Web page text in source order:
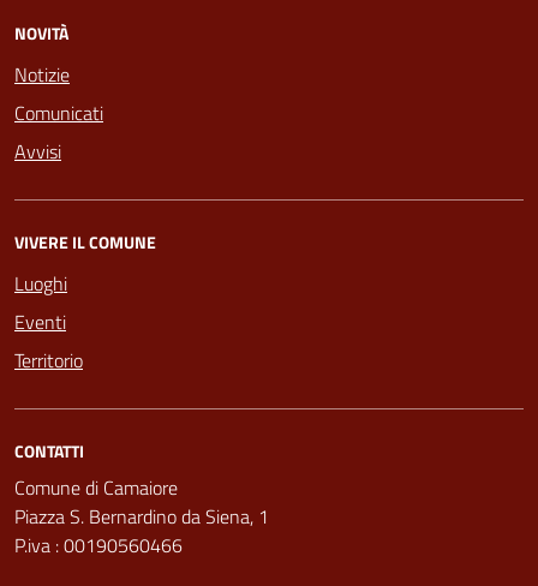
NOVITÀ
Notizie
Comunicati
Avvisi
VIVERE IL COMUNE
Luoghi
Eventi
Territorio
CONTATTI
Comune di Camaiore
Piazza S. Bernardino da Siena, 1
P.iva : 00190560466